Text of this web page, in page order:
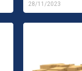
28/11/2023